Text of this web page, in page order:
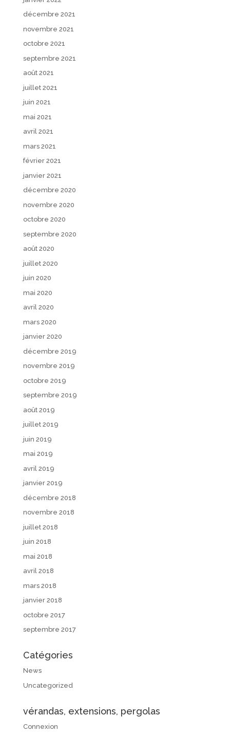
décembre 2021
novembre 2021
octobre 2021
septembre 2021
août 2021
juillet 2021
juin 2021
mai 2021
avril 2021
mars 2021
février 2021
janvier 2021
décembre 2020
novembre 2020
octobre 2020
septembre 2020
août 2020
juillet 2020
juin 2020
mai 2020
avril 2020
mars 2020
janvier 2020
décembre 2019
novembre 2019
octobre 2019
septembre 2019
août 2019
juillet 2019
juin 2019
mai 2019
avril 2019
janvier 2019
décembre 2018
novembre 2018
juillet 2018
juin 2018
mai 2018
avril 2018
mars 2018
janvier 2018
octobre 2017
septembre 2017
Catégories
News
Uncategorized
vérandas, extensions, pergolas
Connexion